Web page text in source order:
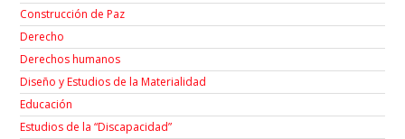
Construcción de Paz
Derecho
Derechos humanos
Diseño y Estudios de la Materialidad
Educación
Estudios de la “Discapacidad”